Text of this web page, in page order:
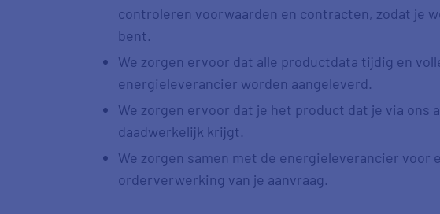
controleren voorwaarden en contracten, zodat je
bent.
We zorgen ervoor dat alle productdata tijdig en
energieleverancier worden aangeleverd.
We zorgen ervoor dat je het product dat je via ons
daadwerkelijk krijgt.
We zorgen samen met de energieleverancier voor
orderverwerking van je aanvraag.